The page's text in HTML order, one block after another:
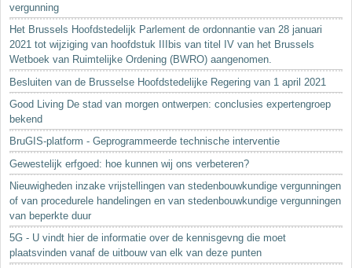
vergunning
Het Brussels Hoofdstedelijk Parlement de ordonnantie van 28 januari
2021 tot wijziging van hoofdstuk IIIbis van titel IV van het Brussels
Wetboek van Ruimtelijke Ordening (BWRO) aangenomen.
Besluiten van de Brusselse Hoofdstedelijke Regering van 1 april 2021
Good Living De stad van morgen ontwerpen: conclusies expertengroep
bekend
BruGIS-platform - Geprogrammeerde technische interventie
Gewestelijk erfgoed: hoe kunnen wij ons verbeteren?
Nieuwigheden inzake vrijstellingen van stedenbouwkundige vergunningen
of van procedurele handelingen en van stedenbouwkundige vergunningen
van beperkte duur
5G - U vindt hier de informatie over de kennisgevng die moet
plaatsvinden vanaf de uitbouw van elk van deze punten